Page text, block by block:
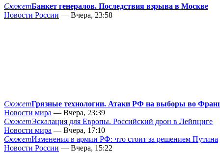
СюжетБанкет генералов. Последствия взрыва в Москве
Новости России — Вчера, 23:58
СюжетГрязные технологии. Атаки РФ на выборы во
Новости мира — Вчера, 23:39
СюжетЭскалация для Европы. Российский дрон в Лейпциге
Новости мира — Вчера, 17:10
СюжетИзменения в армии РФ: что стоит за решением Путина
Новости России — Вчера, 15:22